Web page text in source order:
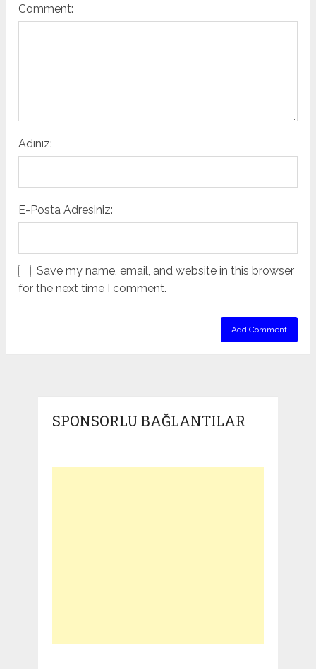
Comment:
Adınız:
E-Posta Adresiniz:
Save my name, email, and website in this browser
for the next time I comment.
SPONSORLU BAĞLANTILAR